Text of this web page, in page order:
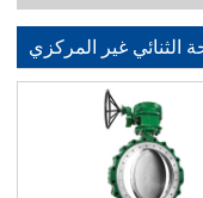
الثنائي غير المركزي